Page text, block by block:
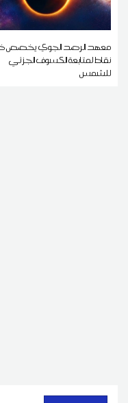
معهد الرصد الجوي
نقاط لمتابعة الكسوف الجزئي
للشمس